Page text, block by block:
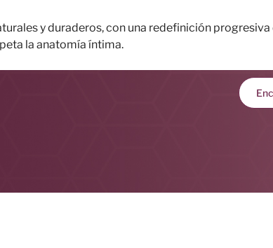
y duraderos, con una redefinición progresiva
la anatomía íntima.